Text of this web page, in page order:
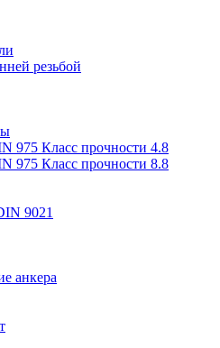
резьбой
975 Класс прочности 4.8
975 Класс прочности 8.8
9021
анкера